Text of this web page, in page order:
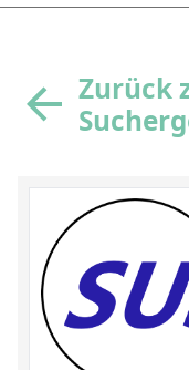
Referenzstandards für
Referenzstandards für
Referenzstandards für
Organische
Anorganische
Zurück